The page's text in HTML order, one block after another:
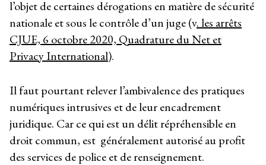
l’objet de certaines dérogations en matière de sécurité
nationale et sous le contrôle d’un juge (v. les arrêts
CJUE, 6 octobre 2020, Quadrature du Net et
Privacy International).
Il faut pourtant relever l’ambivalence des pratiques
numériques intrusives et de leur encadrement
juridique. Car ce qui est un délit répréhensible en
droit commun, est généralement autorisé au profit
des services de police et de renseignement.